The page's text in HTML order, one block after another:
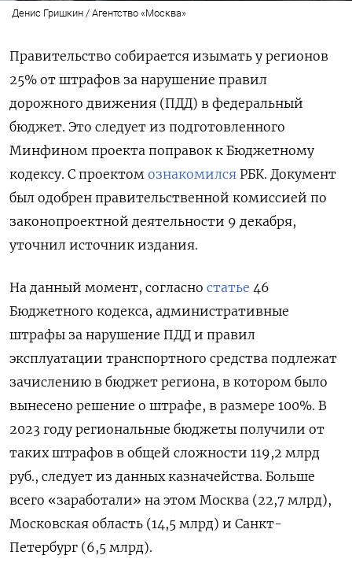
Денис Гришкин / Агентство «Москва»
Правительство собирается изымать у регионов
25% от штрафов за нарушение правил
дорожного движения (ПДД) в федеральный
бюджет. Это следует из подготовленного
Минфином проекта поправок к Бюджетному
кодексу. С проектом ознакомился РБК. Документ
был одобрен правительственной комиссией по
законопроектной деятельности 9 декабря,
уточнил источник издания.
На данный момент, согласно статье 46
Бюджетного кодекса, административные
штрафы за нарушение ПДД и правил
эксплуатации транспортного средства подлежат
зачислению в бюджет региона, в котором было
вынесено решение о штрафе, в размере 100%. В
2023 году региональные бюджеты получили от
таких штрафов в общей сложности 119,2 млрд
руб., следует из данных казначейства. Больше
всего «заработали» на этом Москва (22,7 млрд),
Московская область (14,5 млрд) и Санкт-
Петербург (6,5 млрд).